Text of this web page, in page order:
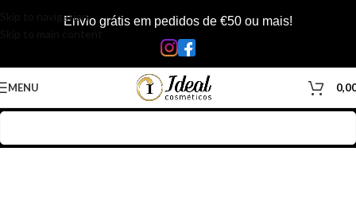
Skip to navigationEnvio grátis em pedidos de €50 ou mais!
MENU